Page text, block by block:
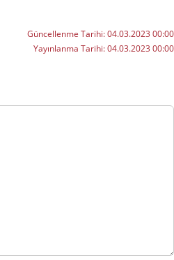
Güncellenme Tarihi:04.03.2023 00:00
Yayınlanma Tarihi:04.03.2023 00:00